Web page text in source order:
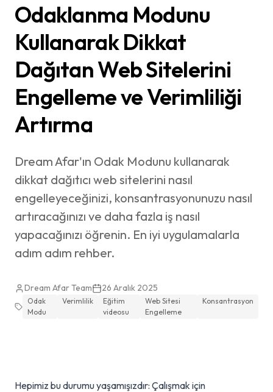
Odaklanma Modunu
Kullanarak Dikkat
Dağıtan Web Sitelerini
Engelleme ve Verimliliği
Artırma
Dream Afar'ın Odak Modunu kullanarak
dikkat dağıtıcı web sitelerini nasıl
engelleyeceğinizi, konsantrasyonunuzu nasıl
artıracağınızı ve daha fazla iş nasıl
yapacağınızı öğrenin. En iyi uygulamalarla
adım adım rehber.
Dream Afar Team 26 Aralık 2025
Odak
Modu
Verimlilik
Eğitim
videosu
Web Sitesi
Engelleme
Konsantrasyon
Hepimiz bu durumu yaşamışızdır: Çalışmak için